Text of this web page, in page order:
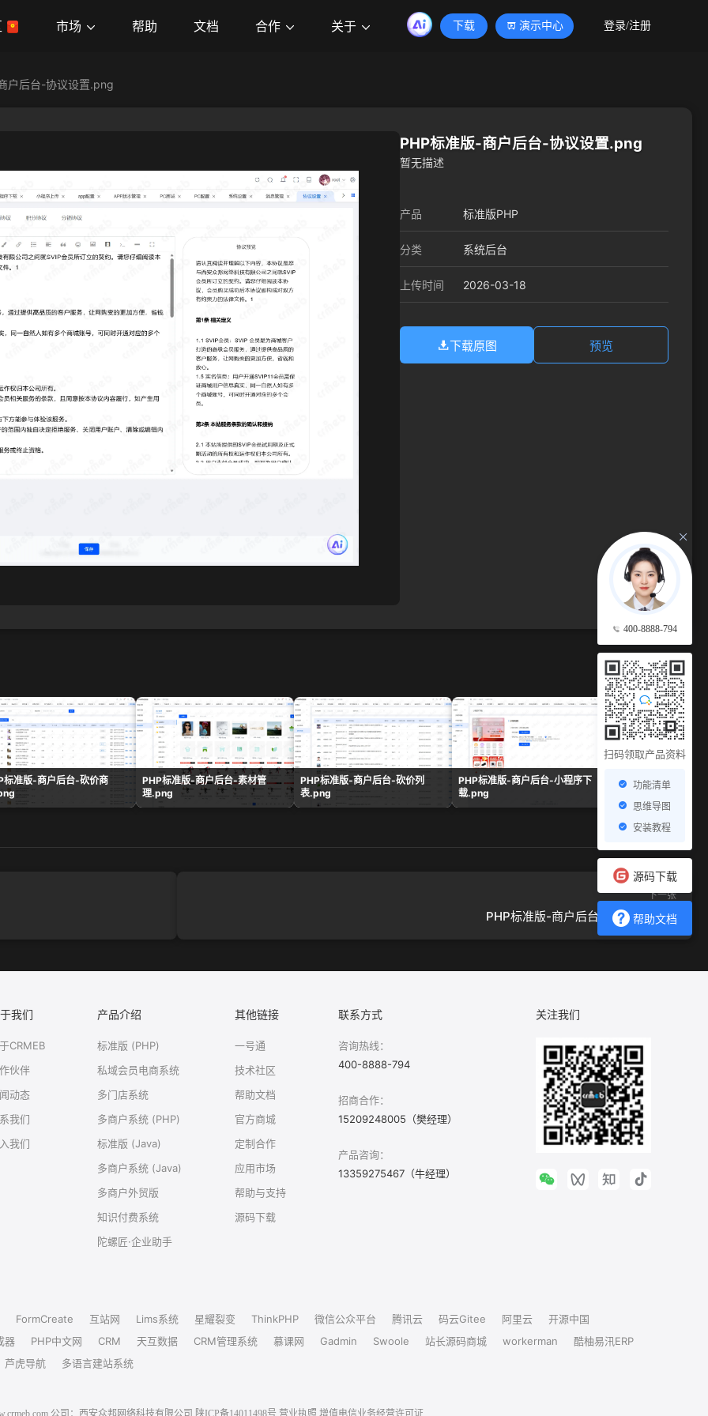
市场 帮助 文档 合作 关于 下载 演示中心 登录/注册
400-8888-794
扫码领取产品资料
功能清单
思维导图
安装教程
源码下载
帮助文档
户后台-协议设置.png
PHP标准版-商户后台-协议设置.png
暂无描述
产品 标准版PHP
分类 系统后台
上传时间 2026-03-18
下载原图 预览
查看更多 →
标准版-商户后台-砍价商
PHP标准版-商户后台-素材管
理.png
PHP标准版-商户后台-砍价列
表.png
PHP标准版-商户后台-小程序下
载.png
PHP标准版-商户后
面.png
下一张
PHP标准版-商户后台-订单管理.png
我们
CRMEB
伙伴
动态
我们
我们
产品介绍
标准版 (PHP)
私域会员电商系统
多门店系统
多商户系统 (PHP)
标准版 (Java)
多商户系统 (Java)
多商户外贸版
知识付费系统
陀螺匠·企业助手
其他链接
一号通
技术社区
帮助文档
官方商城
定制合作
应用市场
帮助与支持
源码下载
联系方式
咨询热线：
400-8888-794
招商合作：
15209248005（樊经理）
产品咨询：
13359275467（牛经理）
关注我们
FormCreate 互站网 Lims系统 星耀裂变 ThinkPHP 微信公众平台 腾讯云 码云Gitee 阿里云
开源中国
器
PHP中文网 CRM 天互数据 CRM管理系统 慕课网 Gadmin Swoole 站长源码商城 workerman
酷柚易汛ERP
芦虎导航
多语言建站系统
公司：西安众邦网络科技有限公司 陕ICP备14011498号 营业执照 增值电信业务经营许可证